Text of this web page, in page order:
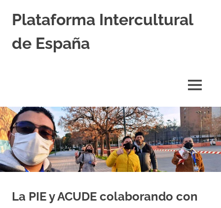
Plataforma Intercultural
de España
MENÚ
La PIE y ACUDE colaborando con